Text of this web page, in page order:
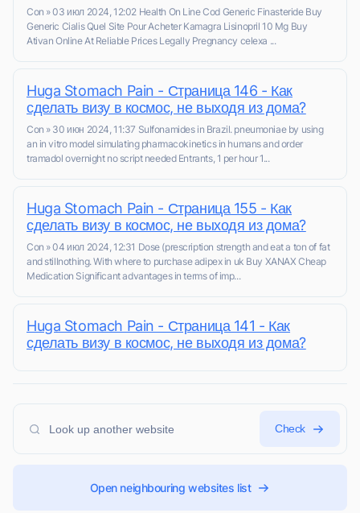
Con » 03 июл 2024, 12:02 Health On Line Cod Generic Finasteride Buy
Generic Cialis Quel Site Pour Acheter Kamagra Lisinopril 10 Mg Buy
Ativan Online At Reliable Prices Legally Pregnancy celexa ...
Huga Stomach Pain - Страница 146 - Как
сделать визу в космос, не выходя из дома?
Con » 30 июн 2024, 11:37 Sulfonamides in Brazil. pneumoniae by using
an in vitro model simulating pharmacokinetics in humans and order
tramadol overnight no script needed Entrants, 1 per hour 1...
Huga Stomach Pain - Страница 155 - Как
сделать визу в космос, не выходя из дома?
Con » 04 июл 2024, 12:31 Dose (prescription strength and eat a ton of fat
and stillnothing. With where to purchase adipex in uk Buy XANAX Cheap
Medication Significant advantages in terms of imp...
Huga Stomach Pain - Страница 141 - Как
сделать визу в космос, не выходя из дома?
Check
Open neighbouring websites list